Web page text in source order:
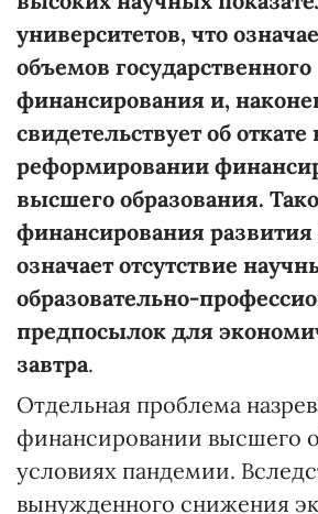
университетов, что
объемов государственного
финансирования и,
свидетельствует об откате
реформировании
высшего образования.
финансирования
означает отсутствие
образовательно-
предпосылок для
завтра.
Отдельная проблема
финансировании высшего
условиях пандемии.
вынужденного снижения